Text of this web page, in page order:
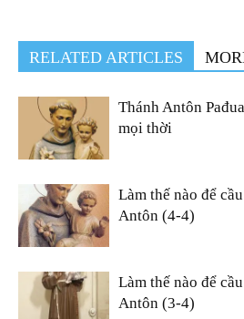
RELATED ARTICLES
Thánh Antôn
mọi thời
Làm thế nào để
Antôn (4-4)
Làm thế nào để
Antôn (3-4)